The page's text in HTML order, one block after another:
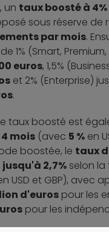
, un taux boosté à
sous réserve de
par mois.
1% (Smart,
euros, 1,5%
et 2% (Enterprise)
.
taux boosté est
4 mois (avec 5 % en
boostée, le taux
jusqu'à 2,7% selon la
USD et GBP), avec
d'euros pour les
pour les